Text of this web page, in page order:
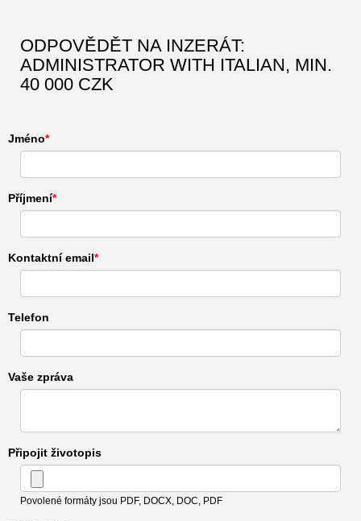
ODPOVĚDĚT NA INZERÁT:
ADMINISTRATOR WITH ITALIAN, MIN.
40 000 CZK
Jméno
Příjmení
Kontaktní email
Telefon
Vaše zpráva
Připojit životopis
Povolené formáty jsou PDF, DOCX, DOC, PDF